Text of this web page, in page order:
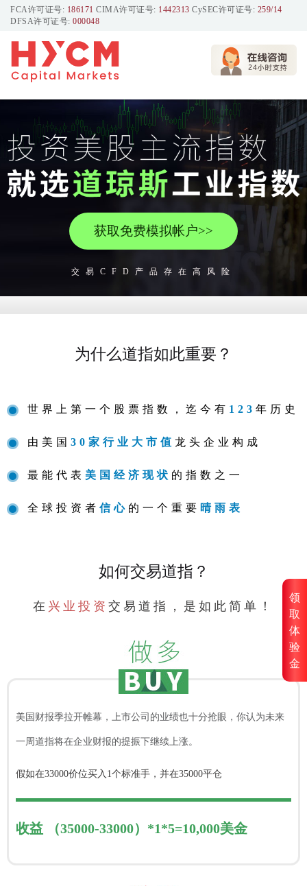
FCA许可证号: 186171 CIMA许可证号: 1442313 CySEC许可证号: 259/14
DFSA许可证号: 000048
获取免费模拟帐户>>
交易CFD产品存在高风险
为什么道指如此重要？
世界上第一个股票指数，迄今有 123 年历史
由美国 30家行业大市值 龙头企业构成
最能代表 美国经济现状 的指数之一
全球投资者 信心 的一个重要 晴雨表
如何交易道指？
在 兴业投资 交易道指，是如此简单！
美国财报季拉开帷幕，上市公司的业绩也十分抢眼，你认为未来
一周道指将在企业财报的提振下继续上涨。
假如在33000价位买入1个标准手，并在35000平仓
收益 （35000-33000）*1*5=10,000美金
领
取
体
验
金